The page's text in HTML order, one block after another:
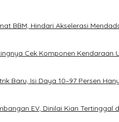
BBM, Hindari Akselerasi
Cek Komponen Kendaraan
Baru, Isi Daya 10–97 Persen
EV, Dinilai Kian Tertinggal